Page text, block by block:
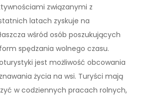
związanymi z
latach zyskuje na
wśród osób poszukujących
spędzania wolnego czasu.
jest możliwość obcowania
życia na wsi. Turyści mają
w codziennych pracach rolnych,